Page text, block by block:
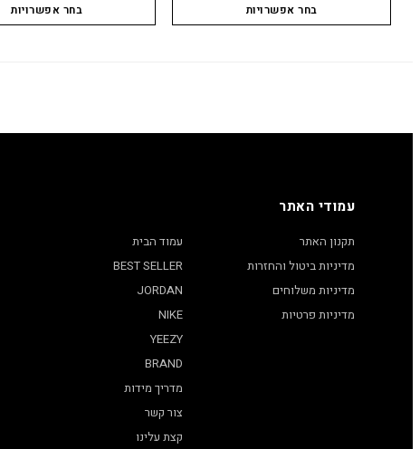
בחר אפשרויות בחר אפשרויות
עמודי האתר
תקנון האתר
מדיניות ביטול והחזרות
מדיניות משלוחים
מדיניות פרטיות
עמוד הבית
BEST SELLER
JORDAN
NIKE
YEEZY
BRAND
מדריך מידות
צור קשר
קצת עלינו